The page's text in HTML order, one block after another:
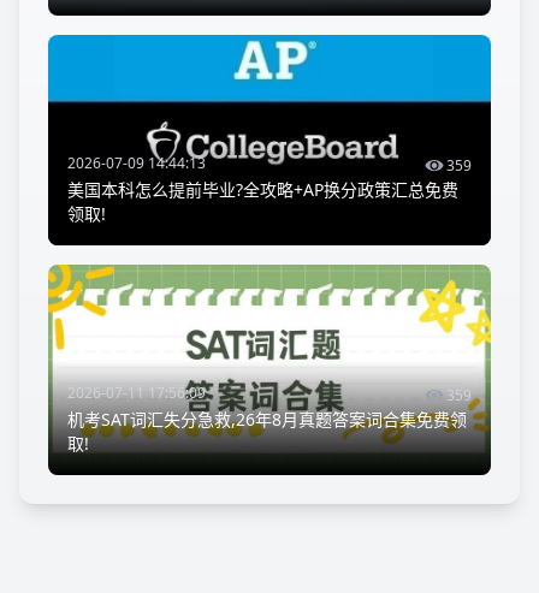
2026-07-09 14:44:13 359
美国本科怎么提前毕业?全攻略+AP换分政策汇总免费
领取!
2026-07-11 17:56:09 359
机考SAT词汇失分急救,26年8月真题答案词合集免费领
取!